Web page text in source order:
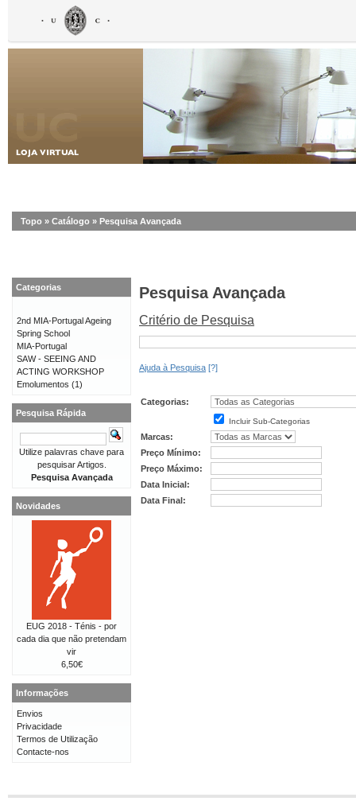
Topo » Catálogo » Pesquisa Avançada
Pesquisa Avançada
Critério de Pesquisa
Ajuda à Pesquisa [?]
Categorias:
Incluir Sub-Categorias
Marcas:
Preço Mínimo:
Preço Máximo:
Data Inicial:
Data Final:
Categorias
2nd MIA-Portugal Ageing
Spring School
MIA-Portugal
SAW - SEEING AND
ACTING WORKSHOP
Emolumentos (1)
Pesquisa Rápida
Utilize palavras chave para
pesquisar Artigos.
Pesquisa Avançada
Novidades
EUG 2018 - Ténis - por
cada dia que não pretendam
vir
6,50€
Informações
Envios
Privacidade
Termos de Utilização
Contacte-nos